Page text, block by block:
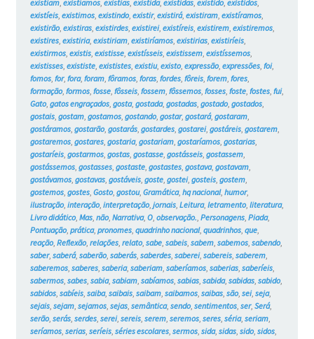
existiam, existíamos, existias, existida, existidas, existido, existidos,
existíeis, existimos, existindo, existir, existirá, existiram, existíramos,
existirão, existiras, existirdes, existirei, existíreis, existirem, existiremos,
existires, existiria, existiriam, existiríamos, existirias, existiríeis,
existirmos, existis, existisse, existísseis, existissem, existíssemos,
existisses, exististe, exististes, existiu, existo, expressão, expressões, foi,
fomos, for, fora, foram, fôramos, foras, fordes, fôreis, forem, fores,
formação, formos, fosse, fôsseis, fossem, fôssemos, fosses, foste, fostes, fui,
Gato, gatos engraçados, gosta, gostada, gostadas, gostado, gostados,
gostais, gostam, gostamos, gostando, gostar, gostará, gostaram,
gostáramos, gostarão, gostarás, gostardes, gostarei, gostáreis, gostarem,
gostaremos, gostares, gostaria, gostariam, gostaríamos, gostarias,
gostaríeis, gostarmos, gostas, gostasse, gostásseis, gostassem,
gostássemos, gostasses, gostaste, gostastes, gostava, gostavam,
gostávamos, gostavas, gostáveis, goste, gostei, gosteis, gostem,
gostemos, gostes, Gosto, gostou, Gramática, hq nacional, humor,
ilustração, interação, interpretação, jornais, Leitura, letramento, literatura,
Livro didático, Mas, não, Narrativa, O, observação., Personagens, Piada,
Pontuação, prática, pronomes, quadrinho nacional, quadrinhos, que,
reação, Reflexão, relações, relato, sabe, sabeis, sabem, sabemos, sabendo,
saber, saberá, saberão, saberás, saberdes, saberei, sabereis, saberem,
saberemos, saberes, saberia, saberiam, saberíamos, saberias, saberíeis,
sabermos, sabes, sabia, sabiam, sabíamos, sabias, sabida, sabidas, sabido,
sabidos, sabíeis, saiba, saibais, saibam, saibamos, saibas, são, sei, seja,
sejais, sejam, sejamos, sejas, semântica, sendo, sentimentos, ser, Será,
serão, serás, serdes, serei, sereis, serem, seremos, seres, séria, seriam,
seríamos, serias, seríeis, séries escolares, sermos, sida, sidas, sido, sidos,